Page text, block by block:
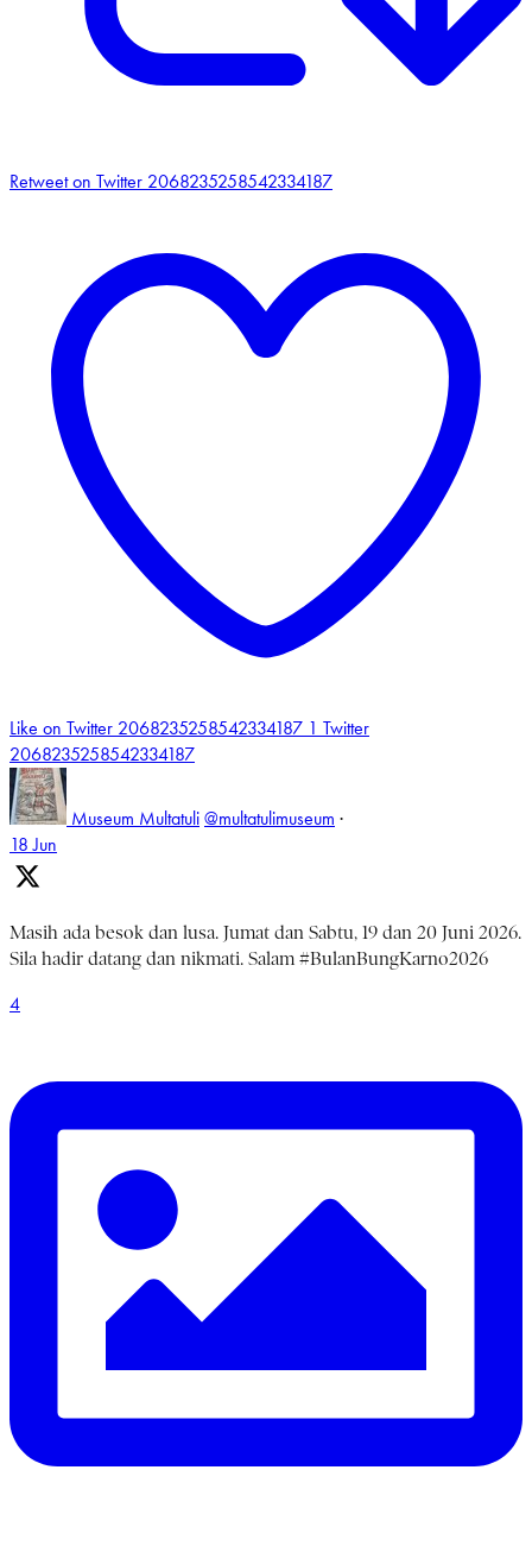
Retweet on Twitter 2068235258542334187
Like on Twitter 2068235258542334187 1 Twitter
2068235258542334187
Museum Multatuli @multatulimuseum ·
18 Jun
Masih ada besok dan lusa. Jumat dan Sabtu, 19 dan 20 Juni 2026.
Sila hadir datang dan nikmati. Salam #BulanBungKarno2026
4